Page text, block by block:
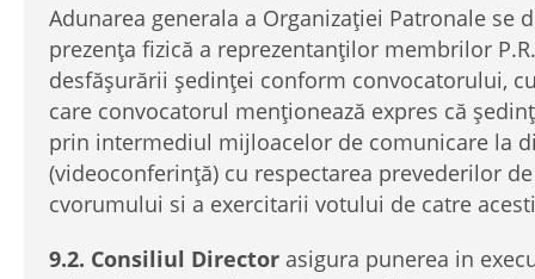
Adunarea generala a Organizaţiei Patronale se
prezenţa fizică a reprezentanţilor membrilor
desfăşurării şedinţei conform convocatorului,
care convocatorul menţionează expres că
prin intermediul mijloacelor de comunicare la
(videoconferinţă) cu respectarea prevederilor
cvorumului si a exercitarii votului de catre
9.2. Consiliul Director asigura punerea in